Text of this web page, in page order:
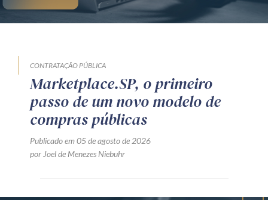
CONTRATAÇÃO PÚBLICA
Marketplace.SP, o primeiro
passo de um novo modelo de
compras públicas
Publicado em 05 de agosto de 2026
por Joel de Menezes Niebuhr